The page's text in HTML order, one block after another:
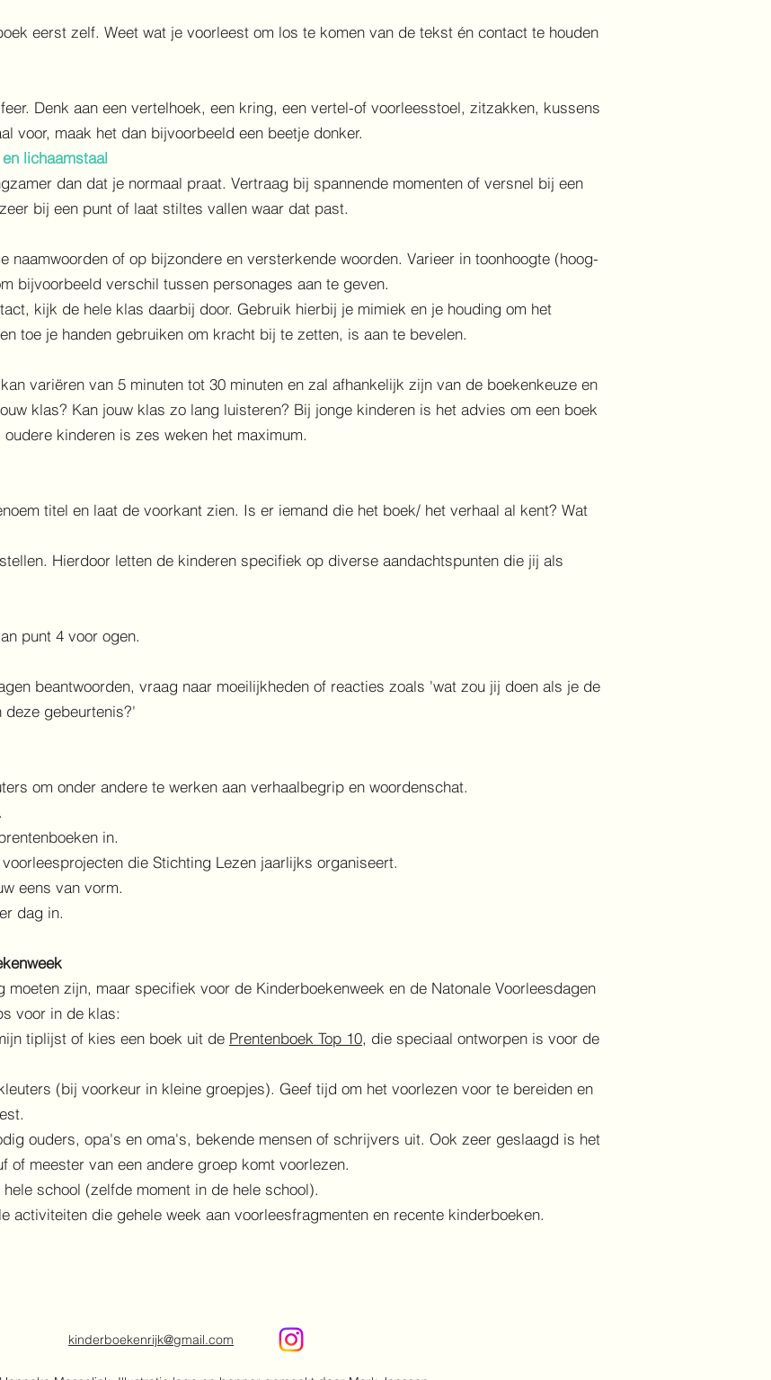
eerst zelf. Weet wat je voorleest om los te komen van de tekst én contact te houden
Denk aan een vertelhoek, een kring, een vertel-of voorleesstoel, zitzakken, kussens
voor, maak het dan bijvoorbeeld een beetje donker.
lichaamstaal
dan dat je normaal praat. Vertraag bij spannende momenten of versnel bij een
bij een punt of laat stiltes vallen waar dat past.
naamwoorden of op bijzondere en versterkende woorden. Varieer in toonhoogte (hoog-
bijvoorbeeld verschil tussen personages aan te geven.
kijk de hele klas daarbij door. Gebruik hierbij je mimiek en je houding om het
toe je handen gebruiken om kracht bij te zetten, is aan te bevelen.
variëren van 5 minuten tot 30 minuten en zal afhankelijk zijn van de boekenkeuze en
klas? Kan jouw klas zo lang luisteren? Bij jonge kinderen is het advies om een boek
kinderen is zes weken het maximum.
titel en laat de voorkant zien. Is er iemand die het boek/ het verhaal al kent? Wat
Hierdoor letten de kinderen specifiek op diverse aandachtspunten die jij als
punt 4 voor ogen.
beantwoorden, vraag naar moeilijkheden of reacties zoals 'wat zou jij doen als je de
gebeurtenis?'
om onder andere te werken aan verhaalbegrip en woordenschat.
in.
die Stichting Lezen jaarlijks organiseert.
eens van vorm.
dag in.
zijn, maar specifiek voor de Kinderboekenweek en de Natonale Voorleesdagen
voor in de klas:
tiplijst of kies een boek uit de Prentenboek Top 10, die speciaal ontworpen is voor de
(bij voorkeur in kleine groepjes). Geef tijd om het voorlezen voor te bereiden en
ouders, opa's en oma's, bekende mensen of schrijvers uit. Ook zeer geslaagd is het
of meester van een andere groep komt voorlezen.
school (zelfde moment in de hele school).
activiteiten die gehele week aan voorleesfragmenten en recente kinderboeken.
kinderboekenrijk@gmail.com